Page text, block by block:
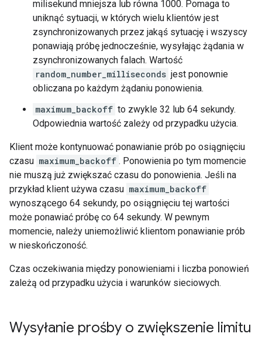
milisekund mniejsza lub równa 1000. Pomaga to
uniknąć sytuacji, w których wielu klientów jest
zsynchronizowanych przez jakąś sytuację i wszyscy
ponawiają próbę jednocześnie, wysyłając żądania w
zsynchronizowanych falach. Wartość
random_number_milliseconds jest ponownie
obliczana po każdym żądaniu ponowienia.
maximum_backoff to zwykle 32 lub 64 sekundy.
Odpowiednia wartość zależy od przypadku użycia.
Klient może kontynuować ponawianie prób po osiągnięciu
czasu maximum_backoff . Ponowienia po tym momencie
nie muszą już zwiększać czasu do ponowienia. Jeśli na
przykład klient używa czasu maximum_backoff
wynoszącego 64 sekundy, po osiągnięciu tej wartości
może ponawiać próbę co 64 sekundy. W pewnym
momencie, należy uniemożliwić klientom ponawianie prób
w nieskończoność.
Czas oczekiwania między ponowieniami i liczba ponowień
zależą od przypadku użycia i warunków sieciowych.
Wysyłanie prośby o zwiększenie limitu